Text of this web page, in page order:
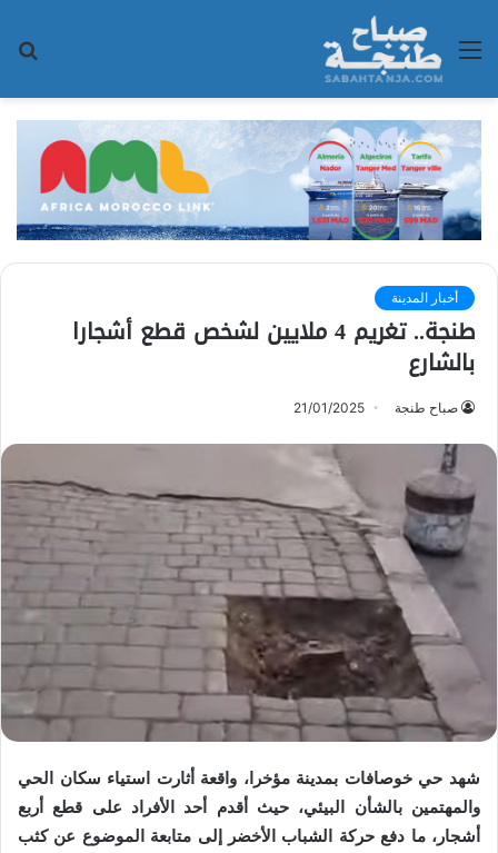
القائمة
أخبار المدينة
طنجة.. تغريم 4 ملايين لشخص قطع أشجارا
بالشارع
صباح طنجة 21/01/2025
شهد حي خوصافات بمدينة مؤخرا، واقعة أثارت استياء سكان الحي
والمهتمين بالشأن البيئي، حيث أقدم أحد الأفراد على قطع أربع
أشجار، ما دفع حركة الشباب الأخضر إلى متابعة الموضوع عن كثب